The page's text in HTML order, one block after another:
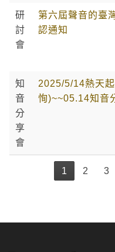
研
討
會
第六屆聲音的臺
認通知
知
音
分
享
會
2025/5/14熱天
恂)~~05.14知音
1 2 3